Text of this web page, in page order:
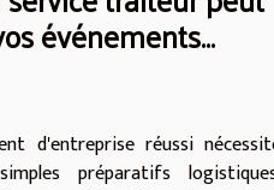
événements
d'entreprise réussi
préparatifs